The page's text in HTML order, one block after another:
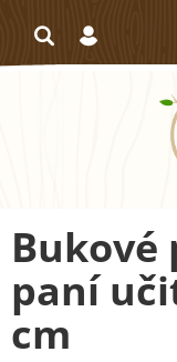
Bukové
paní
cm